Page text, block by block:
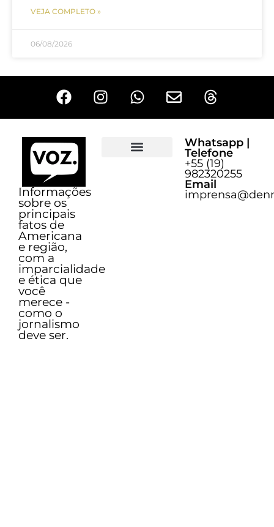
VEJA COMPLETO »
06/08/2026
Informações
sobre os
principais
fatos de
Americana
e região,
com a
imparcialidade
e ética que
você
merece -
como o
jornalismo
deve ser.
Whatsapp |
Telefone
+55 (19)
982320255
Email